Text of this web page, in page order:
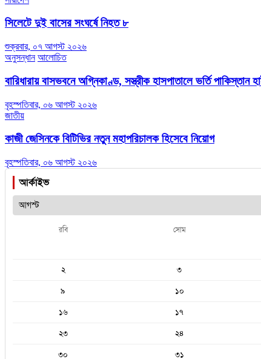
সিলেটে দুই বাসের সংঘর্ষে নিহত ৮
শুক্রবার, ০৭ আগস্ট ২০২৬
অনুসন্ধান আলোচিত
বারিধারায় বাসভবনে অগ্নিকাণ্ড, সস্ত্রীক হাসপাতালে ভর্তি পাকিস্তান
বৃহস্পতিবার, ০৬ আগস্ট ২০২৬
জাতীয়
কাজী জেসিনকে বিটিভির নতুন মহাপরিচালক হিসেবে নিয়োগ
বৃহস্পতিবার, ০৬ আগস্ট ২০২৬
আর্কাইভ
রবি সোম
২
৩
৯
১০
১৬
১৭
২৩
২৪
৩০
৩১